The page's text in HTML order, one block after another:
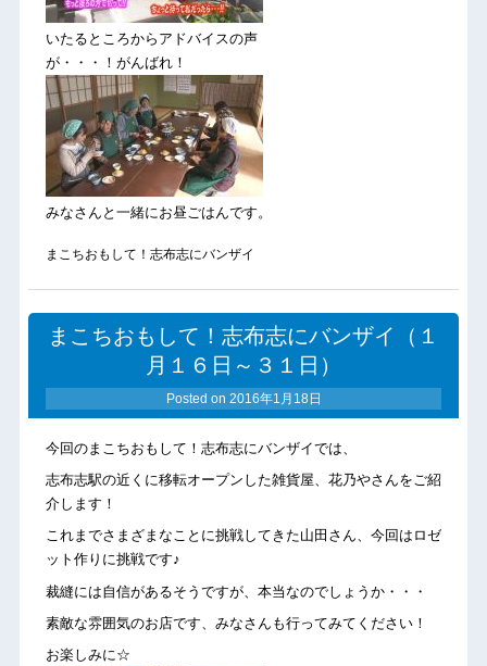
いたるところからアドバイスの声
が・・・！がんばれ！
みなさんと一緒にお昼ごはんです。
まこちおもして！志布志にバンザイ
まこちおもして！志布志にバンザイ（１
月１６日～３１日）
Posted on 2016年1月18日
今回のまこちおもして！志布志にバンザイでは、
志布志駅の近くに移転オープンした雑貨屋、花乃やさんをご紹
介します！
これまでさまざまなことに挑戦してきた山田さん、今回はロゼ
ット作りに挑戦です♪
裁縫には自信があるそうですが、本当なのでしょうか・・・
素敵な雰囲気のお店です、みなさんも行ってみてください！
お楽しみに☆